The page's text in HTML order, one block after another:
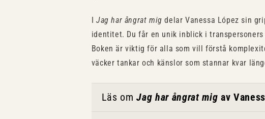
I Jag har ångrat mig delar Vanessa López sin
identitet. Du får en unik inblick i
Boken är viktig för alla som vill förstå
väcker tankar och känslor som stannar kvar
Läs omJag har ångrat mig av